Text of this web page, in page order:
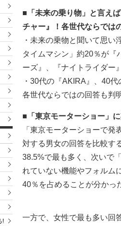
!
■「未来の乗り物」と言え
チャー』！各世代ならでは
・未来の乗物と聞いて思
タイムマシン」約20％が『
ーズ』、『ナイトライダー
・30代の『AKIRA』、40
各世代ならではの回答も判
■「東京モーターショー」
「東京モーターショーで
対する男女の回答を比較す
38.5%で最も多く、次いで
れていない機能やフォルム
40％を占めることが分かっ
一方で、女性で最も多い回